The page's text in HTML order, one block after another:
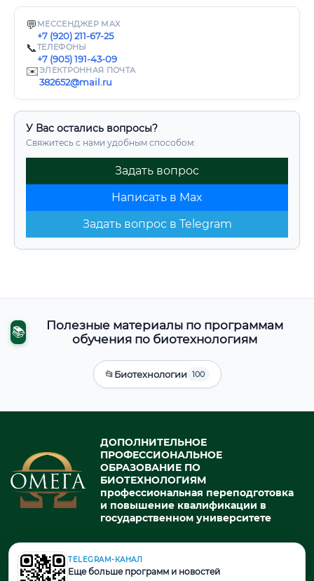
💬 МЕССЕНДЖЕР MAX
+7 (920) 211-67-25
📞ТЕЛЕФОНЫ
+7 (905) 191-43-09
✉️ЭЛЕКТРОННАЯ ПОЧТА
382652@mail.ru
У Вас остались вопросы?
Свяжитесь с нами удобным способом:
Задать вопрос
Написать в Max
Задать вопрос в Telegram
📚
Полезные материалы по программам
обучения по биотехнологиям
📂Биотехнологии 100
ДОПОЛНИТЕЛЬНОЕ
ПРОФЕССИОНАЛЬНОЕ
ОБРАЗОВАНИЕ ПО
БИОТЕХНОЛОГИЯМ
профессиональная переподготовка
и повышение квалификации в
государственном университете
© 2026. При использовании материалов портала активная ссылка
TELEGRAM-КАНАЛ
Еще больше программ и новостей